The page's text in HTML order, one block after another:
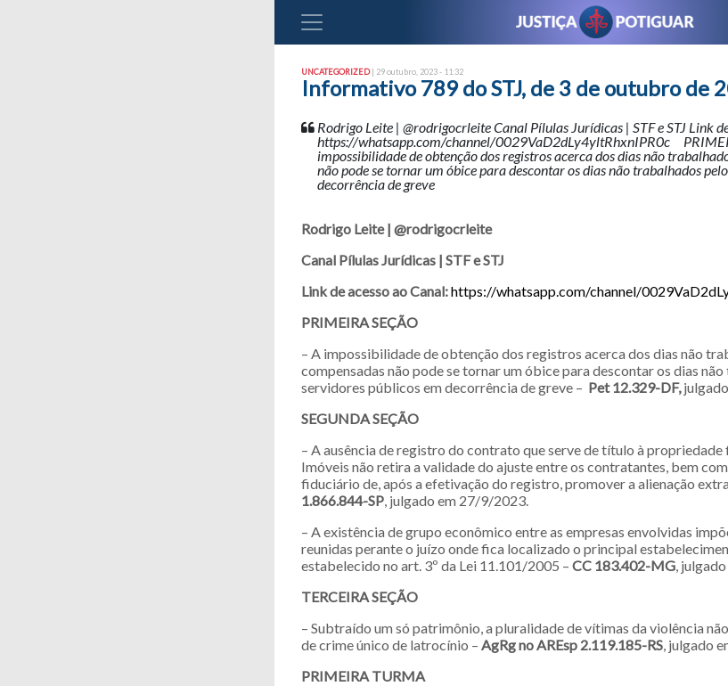
UNCATEGORIZED| 29 outubro, 2023 - 11:32
Informativo 789 do STJ, de 3 de outubro de
Rodrigo Leite | @rodrigocrleite Canal Pílulas Jurídicas | STF e STJ Link
https://whatsapp.com/channel/0029VaD2dLy4yltRhxnIPR0c
impossibilidade de obtenção dos registros acerca dos dias não
não pode se tornar um óbice para descontar os dias não trabalhados
decorrência de greve
Rodrigo Leite | @rodrigocrleite
Canal Pílulas Jurídicas | STF e STJ
Link de acesso ao Canal:https://whatsapp.com/channel/
PRIMEIRA SEÇÃO
– A impossibilidade de obtenção dos registros acerca dos dias não
compensadas não pode se tornar um óbice para descontar os dias
servidores públicos em decorrência de greve – Pet 12.329-DF,
SEGUNDA SEÇÃO
– A ausência de registro do contrato que serve de título à
Imóveis não retira a validade do ajuste entre os contratantes, bem
fiduciário de, após a efetivação do registro, promover a alienação
1.866.844-SP, julgado em 27/9/2023.
– A existência de grupo econômico entre as empresas envolvidas
reunidas perante o juízo onde fica localizado o principal
estabelecido no art. 3º da Lei 11.101/2005 – CC 183.402-MG,
TERCEIRA SEÇÃO
– Subtraído um só patrimônio, a pluralidade de vítimas da violência
de crime único de latrocínio – AgRg no AREsp 2.119.185-RS, julgado
PRIMEIRA TURMA